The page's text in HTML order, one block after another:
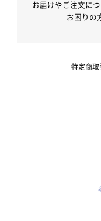
お届けやご注文に
お困りの
特定商取